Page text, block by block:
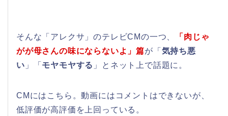
そんな「アレクサ」のテレビCMの一つ、
「肉じゃ
がが母さんの味にならないよ」篇が「 気持ち悪
い 」「 モヤモヤする 」とネット上で話題に。
CMにはこちら。動画にはコメントはできないが、
低評価が高評価を上回っている。